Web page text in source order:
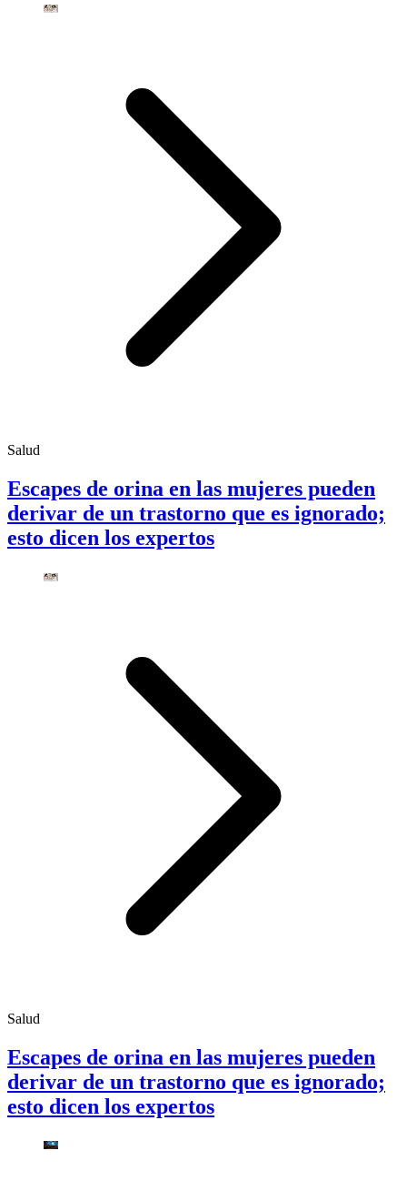
Salud
Escapes de orina en las mujeres pueden
derivar de un trastorno que es ignorado;
esto dicen los expertos
Salud
Escapes de orina en las mujeres pueden
derivar de un trastorno que es ignorado;
esto dicen los expertos